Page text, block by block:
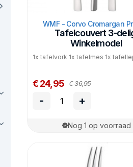
WMF - Corvo Cromargan
Tafelcouvert 3-
Winkelmodel
1x tafelvork 1x tafelmes 1x
€ 24,95 € 36,95
- +
Nog 1 op voorraad